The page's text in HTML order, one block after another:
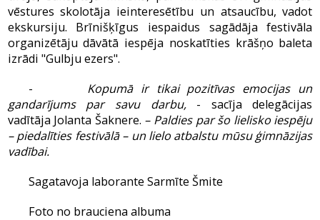
vēstures skolotāja ieinteresētību un atsaucību, vadot
ekskursiju. Brīnišķīgus iespaidus sagādāja festivāla
organizētāju dāvātā iespēja noskatīties krāšņo baleta
izrādi "Gulbju ezers".
- Kopumā ir tikai pozitīvas emocijas un
gandarījums par savu darbu,- sacīja delegācijas
vadītāja Jolanta Šaknere. – Paldies par šo lielisko iespēju
– piedalīties festivālā – un lielo atbalstu mūsu ģimnāzijas
vadībai.
Sagatavoja laborante Sarmīte Šmite
Foto no brauciena albuma